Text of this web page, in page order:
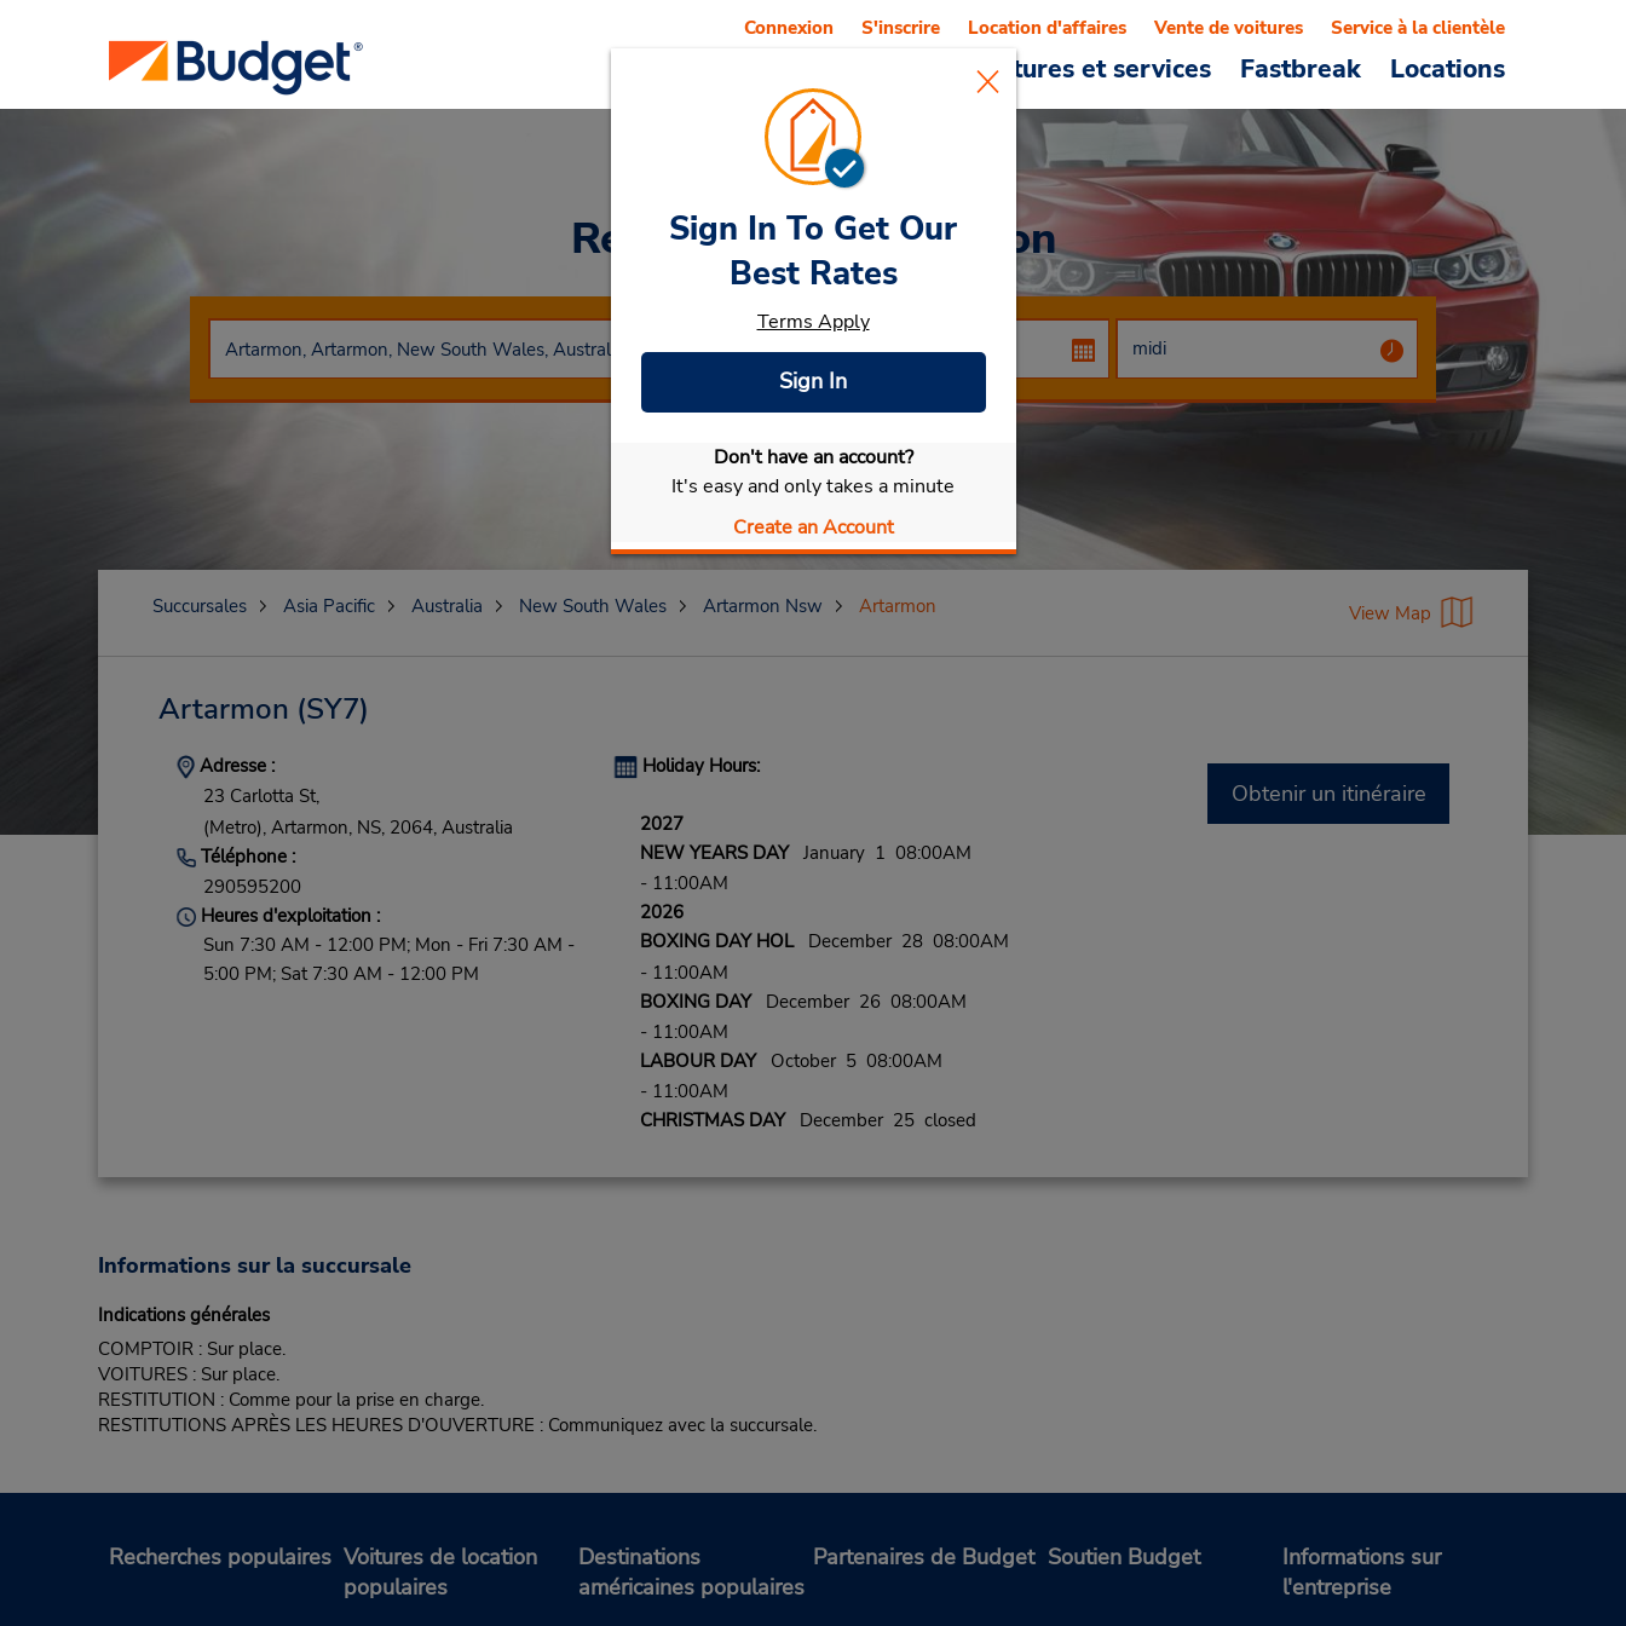
Voitures et services Fastbreak Locations
Connexion S'inscrire Location d'affaires Vente de voitures Service à la clientèle
Rent a Carat Artarmon
Sélectionner ma voiture
Sign In To Get Our
Best Rates
Terms Apply
Sign In
Don't have an account?
It's easy and only takes a minute
Create an Account
Succursales Asia Pacific Australia New South Wales Artarmon Nsw Artarmon View Map
Artarmon (SY7)
Adresse :
23 Carlotta St,
(Metro), Artarmon, NS, 2064, Australia
Téléphone :
290595200
Heures d'exploitation :
Sun 7:30 AM - 12:00 PM; Mon - Fri 7:30 AM -
5:00 PM; Sat 7:30 AM - 12:00 PM
Holiday Hours:
2027
NEW YEARS DAYJanuary 1 08:00AM
- 11:00AM
2026
BOXING DAY HOLDecember 28 08:00AM
- 11:00AM
BOXING DAYDecember 26 08:00AM
- 11:00AM
LABOUR DAYOctober 5 08:00AM
- 11:00AM
CHRISTMAS DAYDecember 25 closed
Obtenir un itinéraire
Informations sur la succursale
Indications générales
COMPTOIR : Sur place.
VOITURES : Sur place.
RESTITUTION : Comme pour la prise en charge.
RESTITUTIONS APRÈS LES HEURES D'OUVERTURE : Communiquez avec la succursale.
Recherches populaires Voitures de location
populaires
Destinations
américaines populaires
Partenaires de Budget Soutien Budget
Informations sur
l'entreprise